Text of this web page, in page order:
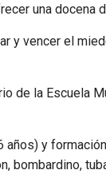
una docena
y vencer el
de la Escuela
años) y
bombardino,